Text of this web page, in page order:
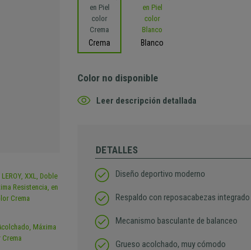
Crema Blanco
Color no disponible
Leer descripción detallada
DETALLES
Diseño deportivo moderno
Respaldo con reposacabezas integrado
Mecanismo basculante de balanceo
Grueso acolchado, muy cómodo